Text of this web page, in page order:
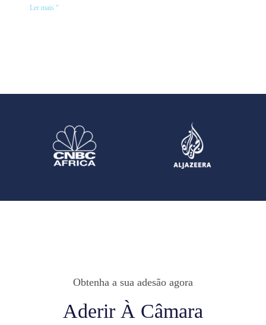
Ler mais "
Obtenha a sua adesão agora
Aderir À Câmara